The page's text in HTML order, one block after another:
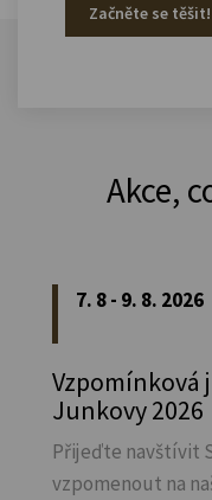
Začněte se těšit!
Akce,
7. 8 - 9. 8. 2026
Vzpomínková
Junkovy 2026
Přijeďte navštívit
vzpomenout na